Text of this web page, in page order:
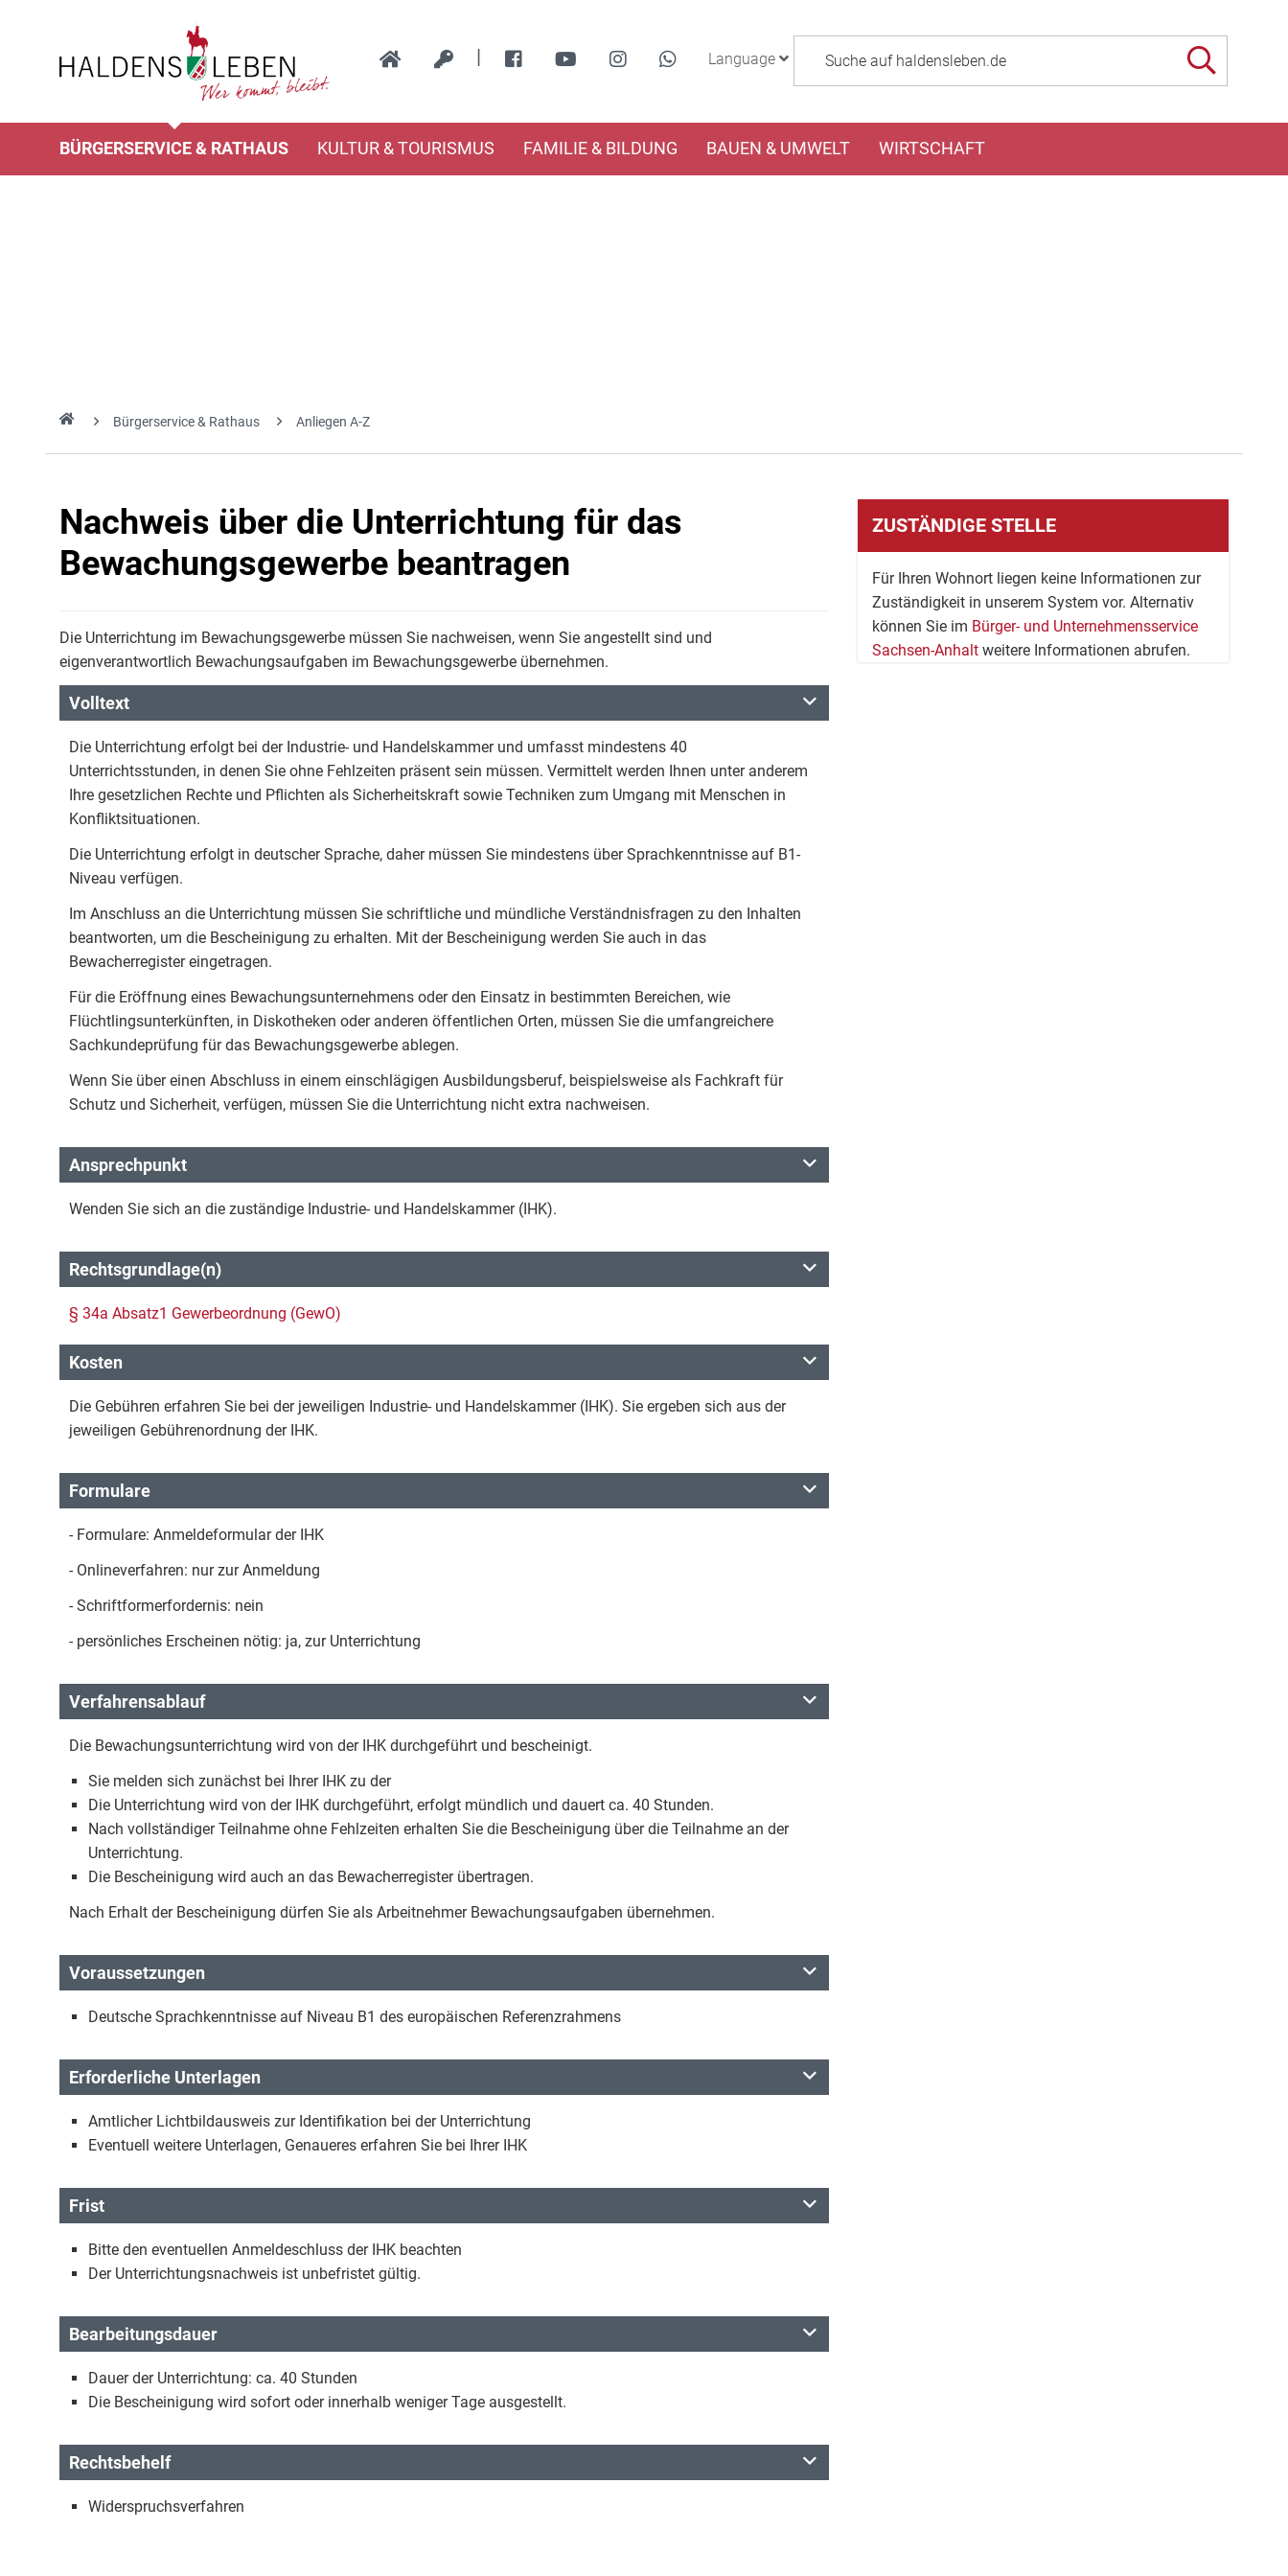
| Language
BÜRGERSERVICE & RATHAUS KULTUR & TOURISMUS FAMILIE & BILDUNG BAUEN & UMWELT WIRTSCHAFT
Bürgerservice & Rathaus Anliegen A-Z
Nachweis über die Unterrichtung für das
Bewachungsgewerbe beantragen
Die Unterrichtung im Bewachungsgewerbe müssen Sie nachweisen, wenn Sie angestellt sind und
eigenverantwortlich Bewachungsaufgaben im Bewachungsgewerbe übernehmen.
Volltext
Die Unterrichtung erfolgt bei der Industrie- und Handelskammer und umfasst mindestens 40
Unterrichtsstunden, in denen Sie ohne Fehlzeiten präsent sein müssen. Vermittelt werden Ihnen unter anderem
Ihre gesetzlichen Rechte und Pflichten als Sicherheitskraft sowie Techniken zum Umgang mit Menschen in
Konfliktsituationen.
Die Unterrichtung erfolgt in deutscher Sprache, daher müssen Sie mindestens über Sprachkenntnisse auf B1-
Niveau verfügen.
Im Anschluss an die Unterrichtung müssen Sie schriftliche und mündliche Verständnisfragen zu den Inhalten
beantworten, um die Bescheinigung zu erhalten. Mit der Bescheinigung werden Sie auch in das
Bewacherregister eingetragen.
Für die Eröffnung eines Bewachungsunternehmens oder den Einsatz in bestimmten Bereichen, wie
Flüchtlingsunterkünften, in Diskotheken oder anderen öffentlichen Orten, müssen Sie die umfangreichere
Sachkundeprüfung für das Bewachungsgewerbe ablegen.
Wenn Sie über einen Abschluss in einem einschlägigen Ausbildungsberuf, beispielsweise als Fachkraft für
Schutz und Sicherheit, verfügen, müssen Sie die Unterrichtung nicht extra nachweisen.
Ansprechpunkt
Wenden Sie sich an die zuständige Industrie- und Handelskammer (IHK).
Rechtsgrundlage(n)
§ 34a Absatz1 Gewerbeordnung (GewO)
Kosten
Die Gebühren erfahren Sie bei der jeweiligen Industrie- und Handelskammer (IHK). Sie ergeben sich aus der
jeweiligen Gebührenordnung der IHK.
Formulare
- Formulare: Anmeldeformular der IHK
- Onlineverfahren: nur zur Anmeldung
- Schriftformerfordernis: nein
- persönliches Erscheinen nötig: ja, zur Unterrichtung
Verfahrensablauf
Die Bewachungsunterrichtung wird von der IHK durchgeführt und bescheinigt.
Sie melden sich zunächst bei Ihrer IHK zu der
Die Unterrichtung wird von der IHK durchgeführt, erfolgt mündlich und dauert ca. 40 Stunden.
Nach vollständiger Teilnahme ohne Fehlzeiten erhalten Sie die Bescheinigung über die Teilnahme an der
Unterrichtung.
Die Bescheinigung wird auch an das Bewacherregister übertragen.
Nach Erhalt der Bescheinigung dürfen Sie als Arbeitnehmer Bewachungsaufgaben übernehmen.
Voraussetzungen
Deutsche Sprachkenntnisse auf Niveau B1 des europäischen Referenzrahmens
Erforderliche Unterlagen
Amtlicher Lichtbildausweis zur Identifikation bei der Unterrichtung
Eventuell weitere Unterlagen, Genaueres erfahren Sie bei Ihrer IHK
Frist
Bitte den eventuellen Anmeldeschluss der IHK beachten
Der Unterrichtungsnachweis ist unbefristet gültig.
Bearbeitungsdauer
Dauer der Unterrichtung: ca. 40 Stunden
Die Bescheinigung wird sofort oder innerhalb weniger Tage ausgestellt.
Rechtsbehelf
Widerspruchsverfahren
ZUSTÄNDIGE STELLE
Für Ihren Wohnort liegen keine Informationen zur
Zuständigkeit in unserem System vor. Alternativ
können Sie im Bürger- und Unternehmensservice
Sachsen-Anhalt weitere Informationen abrufen.